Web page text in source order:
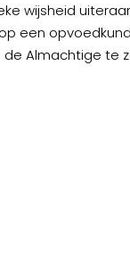
wijsheid
een
de Almachtige te